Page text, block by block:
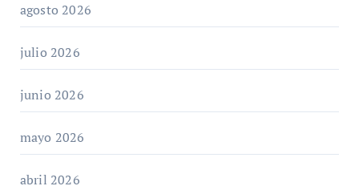
agosto 2026
julio 2026
junio 2026
mayo 2026
abril 2026